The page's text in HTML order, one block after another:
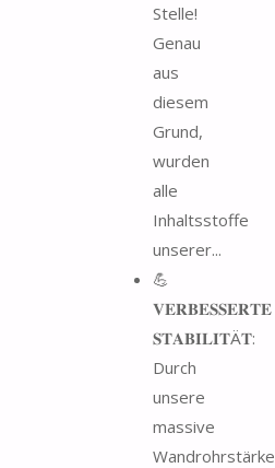
Stelle!
Genau
aus
diesem
Grund,
wurden
alle
Inhaltsstoffe
unserer...
💪
𝐕𝐄𝐑𝐁𝐄𝐒𝐒𝐄𝐑𝐓𝐄
𝐒𝐓𝐀𝐁𝐈𝐋𝐈𝐓Ä𝐓:
Durch
unsere
massive
Wandrohrstärke